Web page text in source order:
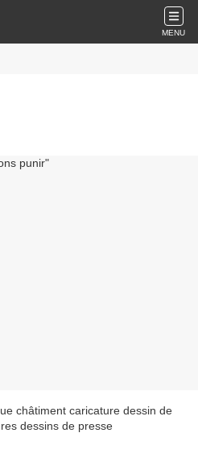
MENU
châtiment caricature dessin de
dessins de presse